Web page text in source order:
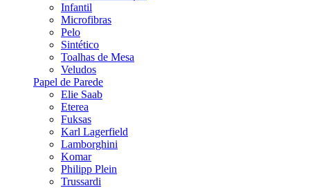
Infantil
Microfibras
Pelo
Sintético
Toalhas de Mesa
Veludos
Papel de Parede
Elie Saab
Eterea
Fuksas
Karl Lagerfield
Lamborghini
Komar
Philipp Plein
Trussardi